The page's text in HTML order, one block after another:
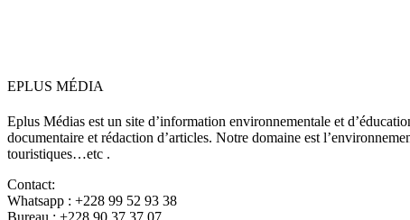
EPLUS MÉDIA
Eplus Médias est un site d’information environnementale et
documentaire et rédaction d’articles. Notre domaine est
touristiques…etc .
Contact:
Whatsapp : +228 99 52 93 38
Bureau : +228 90 37 37 07